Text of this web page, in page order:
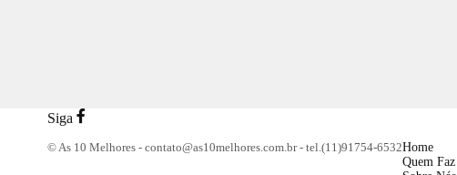
Siga
© As 10 Melhores - contato@as10melhores.com.br- tel.(11)91754-6532Home
Quem Faz